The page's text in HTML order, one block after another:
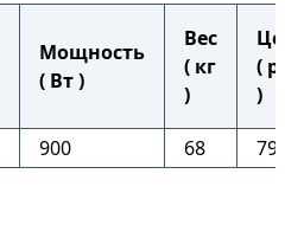
Мощность
( Вт )
Вес
( кг
)
(
)
900 68